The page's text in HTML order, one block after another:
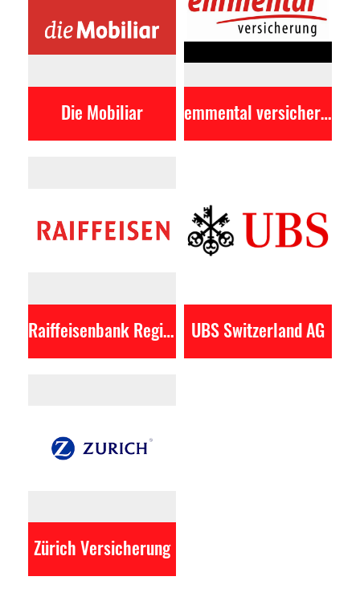
Die Mobiliar emmental versicherung
Raiffeisenbank Region Zofingen UBS Switzerland AG
Zürich Versicherung